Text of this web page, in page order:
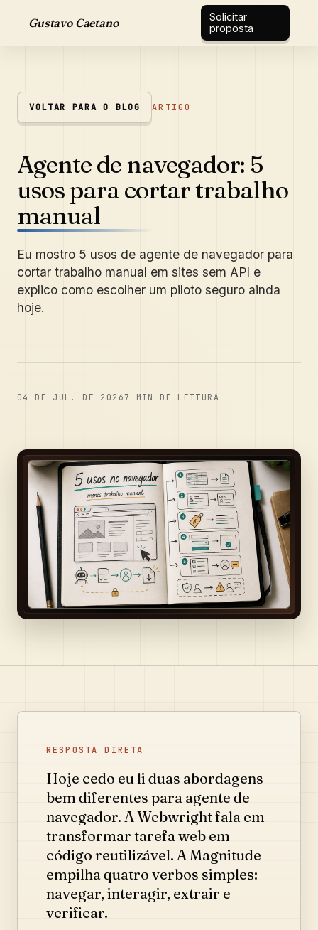
Gustavo Caetano
Solicitar
proposta
VOLTAR PARA O BLOG ARTIGO
Agente de navegador: 5
usos para cortar trabalho
manual
Eu mostro 5 usos de agente de navegador para
cortar trabalho manual em sites sem API e
explico como escolher um piloto seguro ainda
hoje.
04 DE JUL. DE 2026 7 MIN DE LEITURA
RESPOSTA DIRETA
Hoje cedo eu li duas abordagens
bem diferentes para agente de
navegador. A Webwright fala em
transformar tarefa web em
código reutilizável. A Magnitude
empilha quatro verbos simples:
navegar, interagir, extrair e
verificar.